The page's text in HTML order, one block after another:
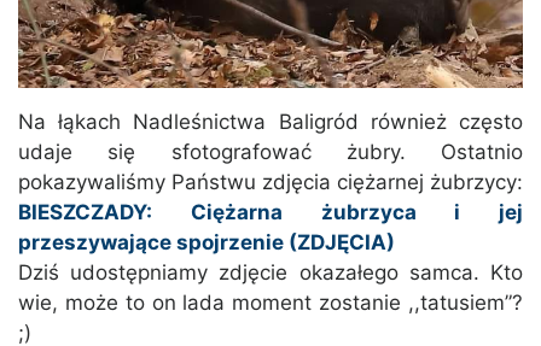
Na łąkach Nadleśnictwa Baligród również często
udaje się sfotografować żubry. Ostatnio
pokazywaliśmy Państwu zdjęcia ciężarnej żubrzycy:
BIESZCZADY: Ciężarna żubrzyca i jej
przeszywające spojrzenie (ZDJĘCIA)
Dziś udostępniamy zdjęcie okazałego samca. Kto
wie, może to on lada moment zostanie ,,tatusiem”?
;)